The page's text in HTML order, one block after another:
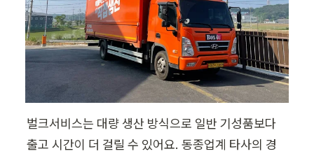
벌크서비스는 대량 생산 방식으로 일반 기성품보다
출고 시간이 더 걸릴 수 있어요. 동종업계 타사의 경